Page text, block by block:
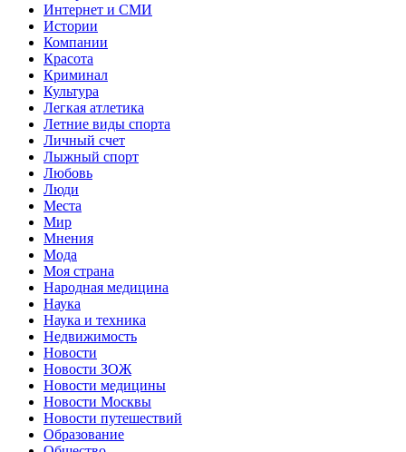
Интернет и СМИ
Истории
Компании
Красота
Криминал
Культура
Легкая атлетика
Летние виды спорта
Личный счет
Лыжный спорт
Любовь
Люди
Места
Мир
Мнения
Мода
Моя страна
Народная медицина
Наука
Наука и техника
Недвижимость
Новости
Новости ЗОЖ
Новости медицины
Новости Москвы
Новости путешествий
Образование